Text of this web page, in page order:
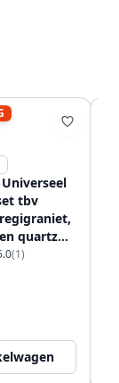
tbv
quartz
(1)